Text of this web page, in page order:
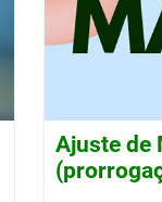
Ajuste de